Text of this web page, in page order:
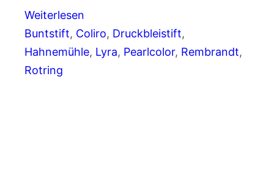
Weiterlesen
Buntstift, Coliro, Druckbleistift
Hahnemühle, Lyra, Pearlcolor, Rembrandt
Rotring